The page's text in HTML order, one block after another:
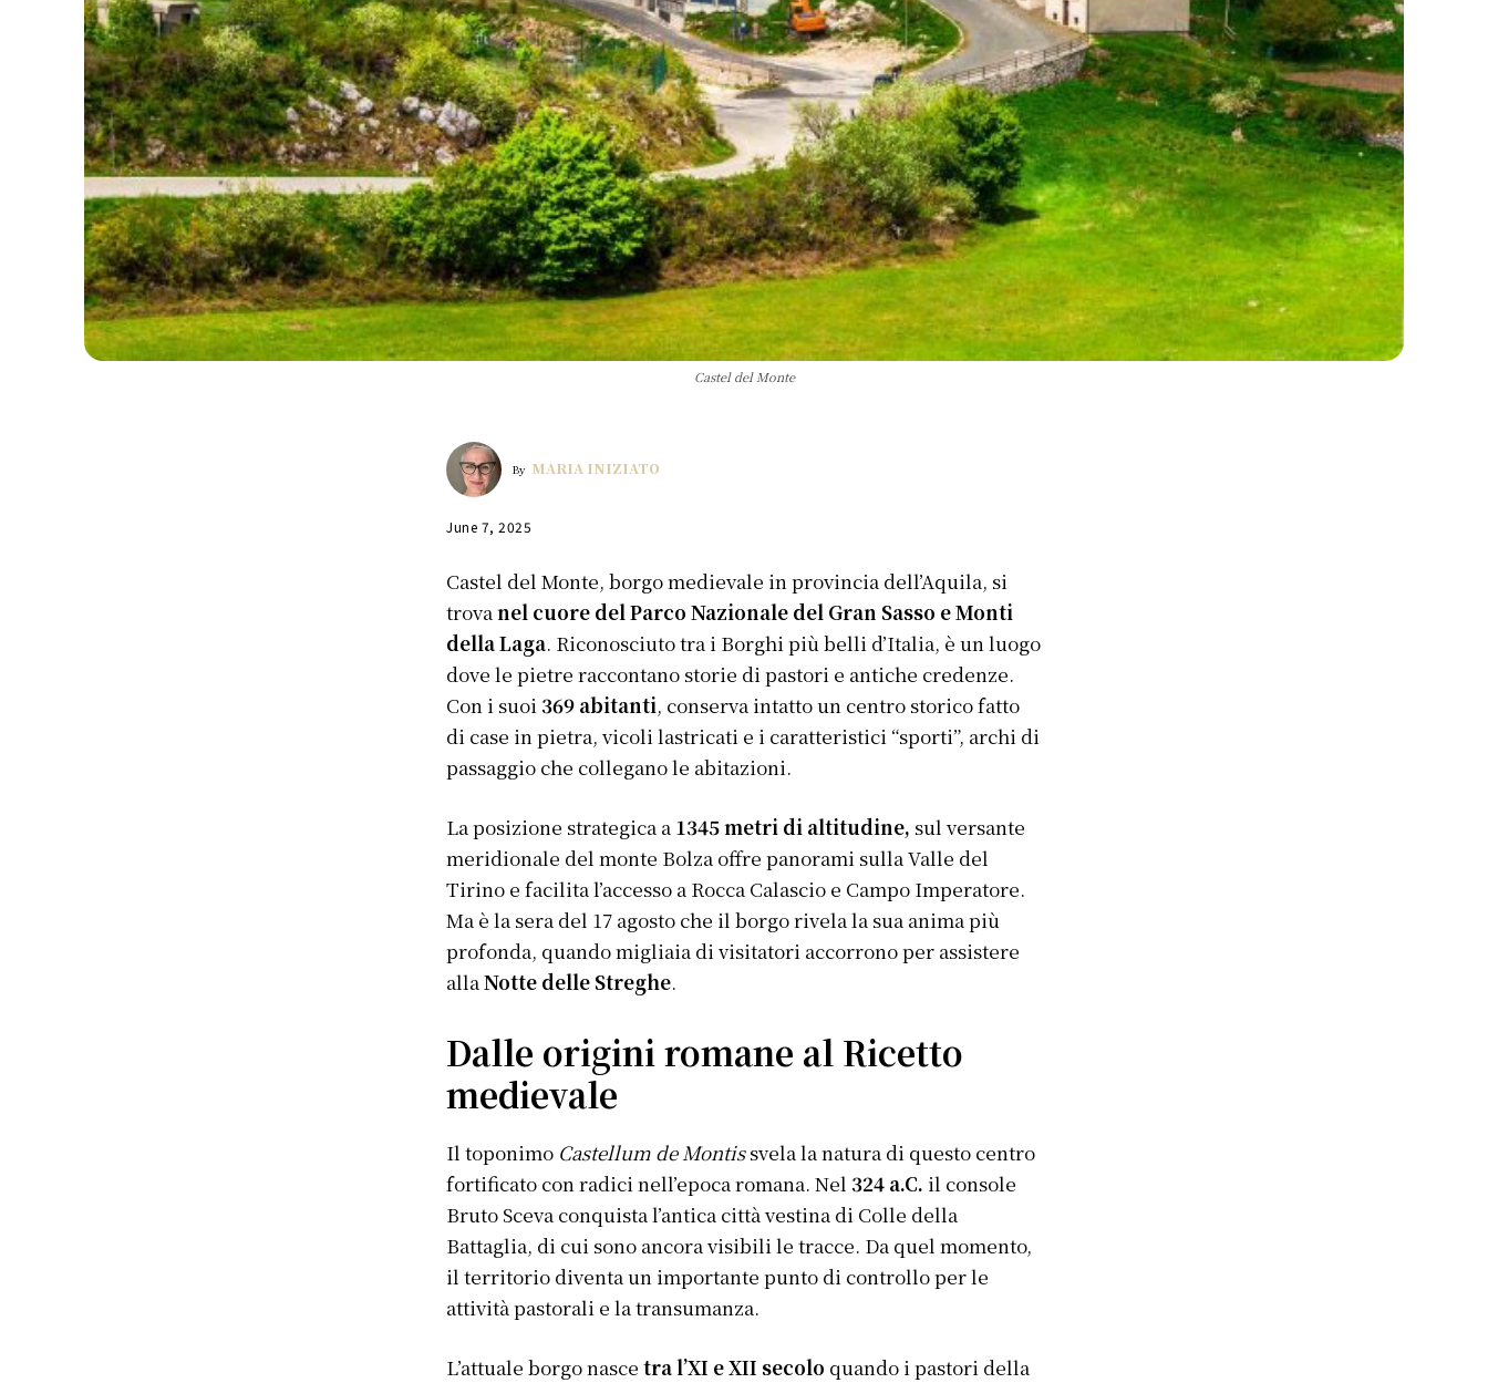
Castel del Monte
By MARIA INIZIATO
June 7, 2025
Castel del Monte, borgo medievale in provincia dell’Aquila, si
trovanel cuore del Parco Nazionale del Gran Sasso e Monti
della Laga. Riconosciuto tra i Borghi più belli d’Italia, è un luogo
dove le pietre raccontano storie di pastori e antiche credenze.
Con i suoi 369 abitanti, conserva intatto un centro storico fatto
di case in pietra, vicoli lastricati e i caratteristici “sporti”, archi di
passaggio che collegano le abitazioni.
La posizione strategica a 1345 metri di altitudine, sul versante
meridionale del monte Bolza offre panorami sulla Valle del
Tirino e facilita l’accesso a Rocca Calascio e Campo Imperatore.
Ma è la sera del 17 agosto che il borgo rivela la sua anima più
profonda, quando migliaia di visitatori accorrono per assistere
allaNotte delle Streghe.
Dalle origini romane al Ricetto
medievale
Il toponimo Castellum de Montissvela la natura di questo centro
fortificato con radici nell’epoca romana. Nel 324 a.C. il console
Bruto Sceva conquista l’antica città vestina di Colle della
Battaglia, di cui sono ancora visibili le tracce. Da quel momento,
il territorio diventa un importante punto di controllo per le
attività pastorali e la transumanza.
L’attuale borgo nascetra l’XI e XII secolo quando i pastori della